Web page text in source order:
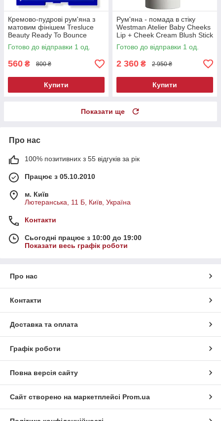
Кремово-пудрові рум'яна з
матовим фінішем Tresluce
Beauty Ready To Bounce
Cream Blush Vacation 3 г
Готово до відправки 1 од.
560 ₴ 800 ₴
Купити
Рум'яна - помада в стіку
Westman Atelier Baby Cheeks
Lip + Cheek Cream Blush Stick
Minette 6 г
Готово до відправки 1 од.
2 360 ₴ 2 950 ₴
Купити
Показати ще
Про нас
100% позитивних з 55 відгуків за рік
Працює з 05.10.2010
м. Київ
Лютеранська, 11 Б, Київ, Україна
Контакти
Сьогодні працює з 10:00 до 19:00
Показати весь графік роботи
Про нас
Контакти
Доставка та оплата
Графік роботи
Повна версія сайту
Сайт створено на маркетплейсі Prom.ua